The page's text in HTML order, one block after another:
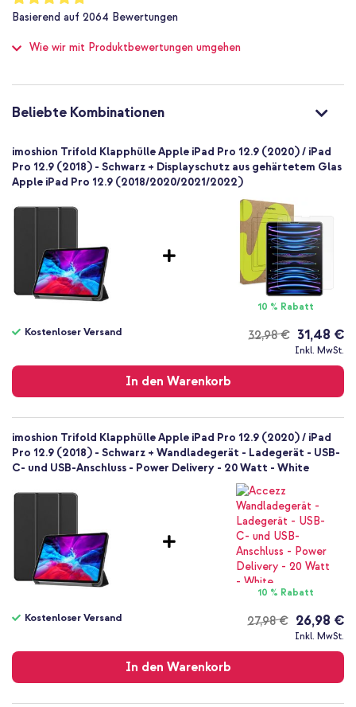
Tablet-Halterung aus stabilem Kunststoff
umklappen
Inklusive 1 Jahr Garantie
Du suchst eine elegante Hülle mit vielen praktischen Funktionen?
Entscheide dich dann für die imoshion Trifold Klapphülle!
8719295505047
iPro1292050504701
Kunstleder
Apple
Nein
Klapphülle
95
%
of
Basierend auf 2064 Bewertungen
Wie wir mit Produktbewertungen umgehen
Beliebte Kombinationen
imoshion Trifold Klapphülle Apple iPad Pro 12.9 (2020) / iPad
Pro 12.9 (2018) - Schwarz + Displayschutz aus gehärtetem Glas
Apple iPad Pro 12.9 (2018/2020/2021/2022)
10 % Rabatt
32,98 €
Kostenloser Versand 31,48 €
Inkl. MwSt.
In den Warenkorb
Versand
imoshion Trifold Klapphülle Apple iPad Pro 12.9 (2020) / iPad
Pro 12.9 (2018) - Schwarz + Wandladegerät - Ladegerät - USB-
C- und USB-Anschluss - Power Delivery - 20 Watt - White
10 % Rabatt
27,98 €
Kostenloser Versand 26,98 €
Inkl. MwSt.
In den Warenkorb
Versand